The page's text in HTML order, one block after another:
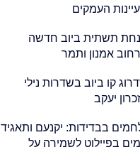
העמקים
תשתית ביוב חדשה
אמנון ותמר
קו ביוב בשדרות נילי
יעקב
בבדידות: יקנעם ותאגיד
בפיילוט לשמירה על